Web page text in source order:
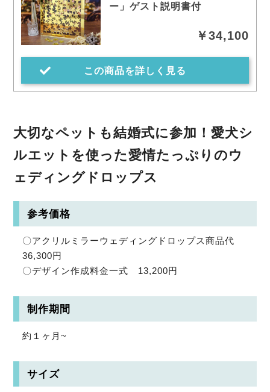
ー」ゲスト説明書付
￥34,100
この商品を詳しく見る
大切なペットも結婚式に参加！愛犬シ
ルエットを使った愛情たっぷりのウ
ェディングドロップス
参考価格
〇アクリルミラーウェディングドロップス商品代
36,300円
〇デザイン作成料金一式 13,200円
制作期間
約１ヶ月~
サイズ